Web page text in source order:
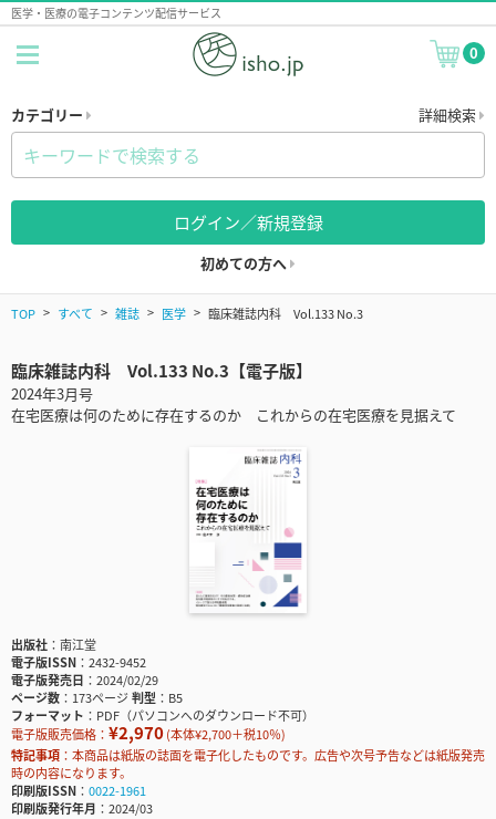
医学・医療の電子コンテンツ配信サービス
0
カテゴリー 詳細検索
ログイン／新規登録
初めての方へ
TOP すべて 雑誌 医学 臨床雑誌内科 Vol.133 No.3
臨床雑誌内科 Vol.133 No.3【電子版】
2024年3月号
在宅医療は何のために存在するのか これからの在宅医療を見据えて
出版社
南江堂
電子版ISSN
2432-9452
電子版発売日
2024/02/29
ページ数
173ページ判型
B5
フォーマット
PDF（パソコンへのダウンロード不可）
電子版販売価格： ¥2,970(本体¥2,700＋税10％)
特記事項
本商品は紙版の誌面を電子化したものです。広告や次号予告などは紙版発売
時の内容になります。
印刷版ISSN
0022-1961
印刷版発行年月
2024/03